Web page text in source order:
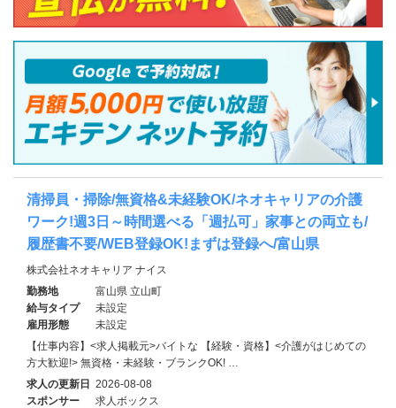
清掃員・掃除/無資格&未経験OK/ネオキャリアの介護
ワーク!週3日～時間選べる「週払可」家事との両立も/
履歴書不要/WEB登録OK!まずは登録へ/富山県
株式会社ネオキャリア ナイス
勤務地
富山県 立山町
給与タイプ
未設定
雇用形態
未設定
【仕事内容】<求人掲載元>バイトな 【経験・資格】<介護がはじめての
方大歓迎!> 無資格・未経験・ブランクOK! …
求人の更新日 2026-08-08
スポンサー
求人ボックス